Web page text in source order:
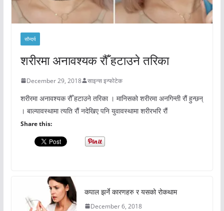
सौन्दर्य
शरीरमा अनावश्यक रौँ हटाउने तरिका
December 29, 2018 साइन्स इन्फोटेक
शरीरमा अनावश्यक रौँ हटाउने तरिका । मानिसको शरीरमा अनगिन्ती रौं हुन्छन्
। बाल्यावस्थामा त्यति रौं नदेखिए पनि युवावस्थामा शरीरभरि रौं
Share this:
कपाल झर्ने कारणहरु र यसको रोकथाम
December 6, 2018